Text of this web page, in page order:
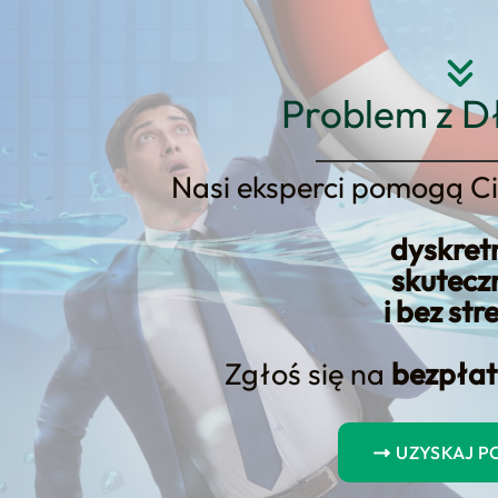
Problem z
Nasi eksperci pomogą
i bez
Zgłoś się na
UZYSKAJ
Strona główna O nas
i zobowiązania na